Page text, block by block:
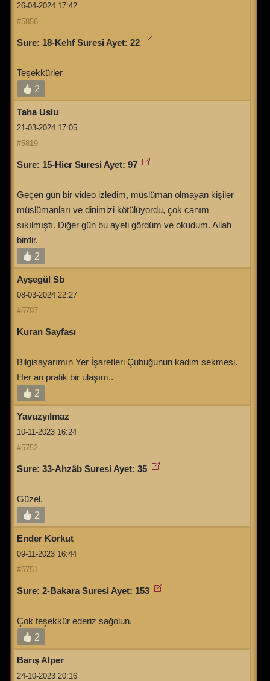
26-04-2024 17:42
#5856
Sure: 18-Kehf Suresi Ayet: 22
Teşekkürler
2
Taha Uslu
21-03-2024 17:05
#5819
Sure: 15-Hicr Suresi Ayet: 97
Geçen gün bir video izledim, müslüman olmayan kişiler
müslümanları ve dinimizi kötülüyordu, çok canım
sıkılmıştı. Diğer gün bu ayeti gördüm ve okudum. Allah
birdir.
2
Ayşegül Sb
08-03-2024 22:27
#5797
Kuran Sayfası
Bilgisayarımın Yer İşaretleri Çubuğunun kadim sekmesi.
Her an pratik bir ulaşım..
2
Yavuzyılmaz
10-11-2023 16:24
#5752
Sure: 33-Ahzâb Suresi Ayet: 35
Güzel.
2
Ender Korkut
09-11-2023 16:44
#5751
Sure: 2-Bakara Suresi Ayet: 153
Çok teşekkür ederiz sağolun.
2
Barış Alper
24-10-2023 20:16